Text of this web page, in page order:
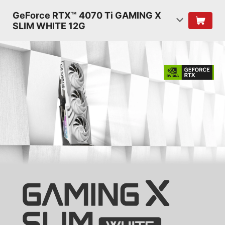
GeForce RTX™ 4070 Ti GAMING X
SLIM WHITE 12G